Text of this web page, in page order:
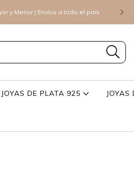
y Menor | Envíos a todo el país
JOYAS DE PLATA 925 JOYAS